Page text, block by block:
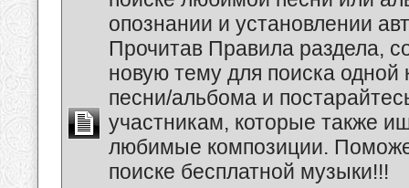
опознании и установлении
Прочитав Правила раздела,
новую тему для поиска одной
песни/альбома и
участникам, которые также
любимые композиции.
поиске бесплатной музыки!!!